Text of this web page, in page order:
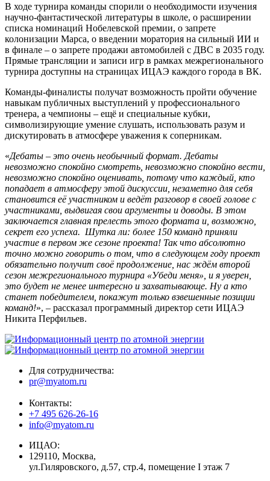
В ходе турнира команды спорили о необходимости изучения
научно-фантастической литературы в школе, о расширении
списка номинаций Нобелевской премии, о запрете
колонизации Марса, о введении моратория на сильный ИИ и
в финале – о запрете продажи автомобилей с ДВС в 2035 году.
Прямые трансляции и записи игр в рамках межрегионального
турнира доступны на страницах ИЦАЭ каждого города в ВК.
Команды-финалисты получат возможность пройти обучение
навыкам публичных выступлений у профессионального
тренера, а чемпионы – ещё и специальные кубки,
символизирующие умение слушать, использовать разум и
дискутировать в атмосфере уважения к соперникам.
«Дебаты – это очень необычный формат. Дебаты
невозможно спокойно смотреть, невозможно спокойно вести,
невозможно спокойно оценивать, потому что каждый, кто
попадает в атмосферу этой дискуссии, незаметно для себя
становится её участником и ведёт разговор в своей голове с
участниками, выдвигая свои аргументы и доводы. В этом
заключается главная прелесть этого формата и, возможно,
секрет его успеха. Шутка ли: более 150 команд приняли
участие в первом же сезоне проекта! Так что абсолютно
точно можно говорить о том, что в следующем году проект
обязательно получит своё продолжение, нас ждём второй
сезон межрегионального турнира «Убеди меня», и я уверен,
это будет не менее интересно и захватывающе. Ну а кто
станет победителем, покажут только взвешенные позиции
команд!», – рассказал программный директор сети ИЦАЭ
Никита Перфильев.
Для сотрудничества:
pr@myatom.ru
Контакты:
+7 495 626-26-16
info@myatom.ru
ИЦАО:
129110, Москва,
ул.Гиляровского, д.57, стр.4, помещение I этаж 7